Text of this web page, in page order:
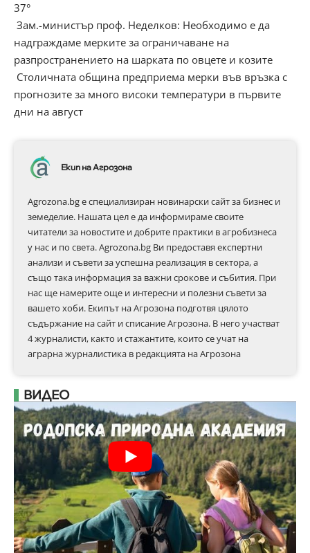
37°
Зам.-министър проф. Неделков: Необходимо е да
надграждаме мерките за ограничаване на
разпространението на шарката по овцете и козите
Столичната община предприема мерки във връзка с
прогнозите за много високи температури в първите
дни на август
Екип на Агрозона
Agrozona.bg e специализиран новинарски сайт за бизнес и
земеделие. Нашата цел е да информираме своите
читатели за новостите и добрите практики в агробизнеса
у нас и по света. Agrozona.bg Ви предоставя експертни
анализи и съвети за успешна реализация в сектора, а
също така информация за важни срокове и събития. При
нас ще намерите още и интересни и полезни съвети за
вашето хоби. Екипът на Агрозона подготвя цялото
съдържание на сайт и списание Агрозона. В него участват
4 журналисти, както и стажантите, които се учат на
аграрна журналистика в редакцията на Агрозона
ВИДЕО